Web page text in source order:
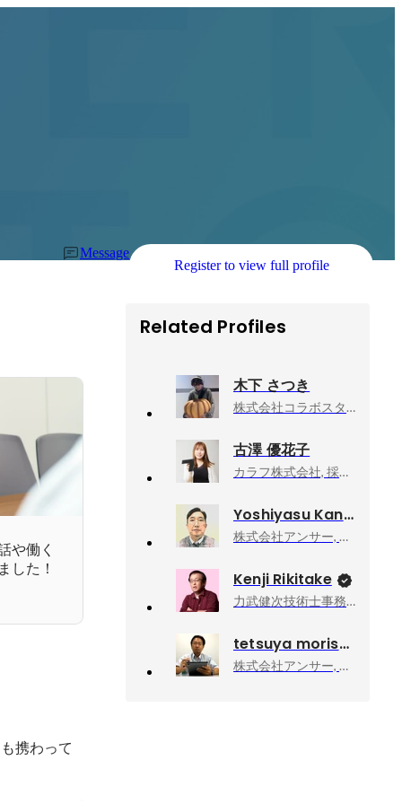
Message
Register to view full profile
や働く
した！
携わって
Related Profiles
木下 さつき
株式会社コラボスタイル, コーポレート部コミュニティチーム
古澤 優花子
カラフ株式会社, 採用担当
Yoshiyasu Kanaoka
株式会社アンサー, 営業部・執行役員
Kenji Rikitake
力武健次技術士事務所, 所長
tetsuya morisaki
株式会社アンサー, 取締役